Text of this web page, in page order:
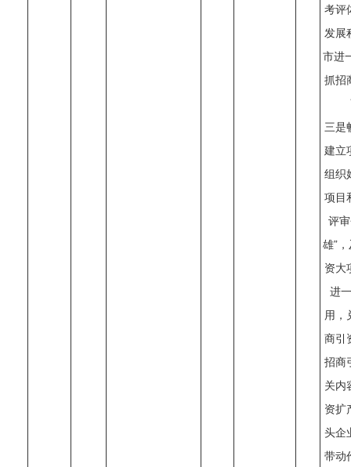
考评
发展
市进
抓招
三是
建立
组织
项目
评
雄”
资大
进
用，
商引
招商
关内
资扩
头企
带动